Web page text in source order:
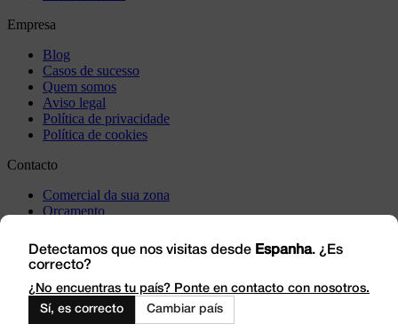
Empresa
Blog
Casos de sucesso
Quem somos
Aviso legal
Política de privacidade
Política de cookies
Contacto
Comercial da sua zona
Orçamento
Visite-nos
Trabalhe connosco
Outlet
Detectamos que nos visitas desde Espanha. ¿Es
correcto?
¿No encuentras tu país? Ponte en contacto con nosotros.
Sí, es correcto
Cambiar país